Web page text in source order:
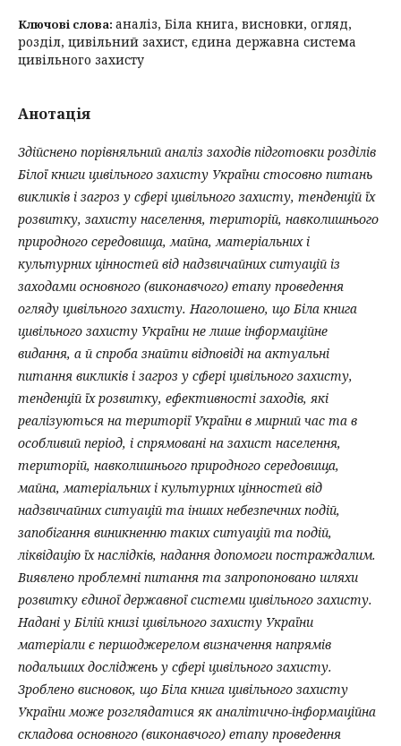
Ключові слова: аналіз, Біла книга, висновки, огляд,
розділ, цивільний захист, єдина державна система
цивільного захисту
Анотація
Здійснено порівняльний аналіз заходів підготовки розділів
Білої книги цивільного захисту України стосовно питань
викликів і загроз у сфері цивільного захисту, тенденцій їх
розвитку, захисту населення, територій, навколишнього
природного середовища, майна, матеріальних і
культурних цінностей від надзвичайних ситуацій із
заходами основного (виконавчого) етапу проведення
огляду цивільного захисту. Наголошено, що Біла книга
цивільного захисту України не лише інформаційне
видання, а й спроба знайти відповіді на актуальні
питання викликів і загроз у сфері цивільного захисту,
тенденцій їх розвитку, ефективності заходів, які
реалізуються на території України в мирний час та в
особливий період, і спрямовані на захист населення,
територій, навколишнього природного середовища,
майна, матеріальних і культурних цінностей від
надзвичайних ситуацій та інших небезпечних подій,
запобігання виникненню таких ситуацій та подій,
ліквідацію їх наслідків, надання допомоги постраждалим.
Виявлено проблемні питання та запропоновано шляхи
розвитку єдиної державної системи цивільного захисту.
Надані у Білій книзі цивільного захисту України
матеріали є першоджерелом визначення напрямів
подальших досліджень у сфері цивільного захисту.
Зроблено висновок, що Біла книга цивільного захисту
України може розглядатися як аналітично-інформаційна
складова основного (виконавчого) етапу проведення